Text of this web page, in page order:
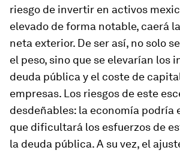
riesgo de invertir en activos
elevado de forma notable, caerá
neta exterior. De ser así, no solo
el peso, sino que se elevarían los
deuda pública y el coste de
empresas. Los riesgos de este
desdeñables: la economía podría
que dificultará los esfuerzos de
la deuda pública. A su vez, el